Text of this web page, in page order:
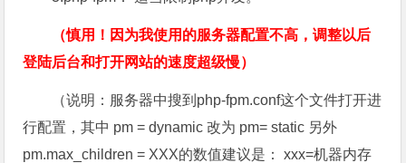
（慎用！因为我使用的服务器配置不高，调整以后
登陆后台和打开网站的速度超级慢）
（说明：服务器中搜到php-fpm.conf这个文件打开进
行配置，其中 pm = dynamic 改为 pm= static 另外
pm.max_children = XXX的数值建议是： xxx=机器内存